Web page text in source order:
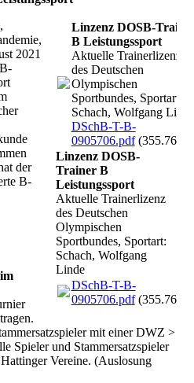
Linzenz DOSB-
B Leistungssport
Aktuelle Trainerlizenz
des Deutschen
Olympischen
Sportbundes, Sportart:
Schach, Wolfgang Linde
DSchB-T-B-
0905706.pdf
Linzenz DOSB-
Trainer B
Leistungssport
Aktuelle Trainerlizenz
des Deutschen
Olympischen
Sportbundes, Sportart:
Schach, Wolfgang
Linde
DSchB-T-B-
0905706.pdf
2021
der
B-
mit einer DWZ >
Spieler und Stammersatzspieler
Vereine. (Auslosung